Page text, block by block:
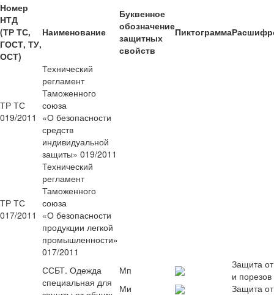
Номер
НТД
(ТР ТС,
ГОСТ, ТУ,
ОСТ)
Наименование
Буквенное
обозначение
защитных
свойств
Пиктограмма
ТР ТС
019/2011
Технический
регламент
Таможенного
союза
«О безопасности
средств
индивидуальной
защиты» 019/2011
ТР ТС
017/2011
Технический
регламент
Таможенного
союза
«О безопасности
продукции легкой
промышленности»
017/2011
ССБТ. Одежда
специальная для
Мп
Защита
и порезов
Ми
Защита